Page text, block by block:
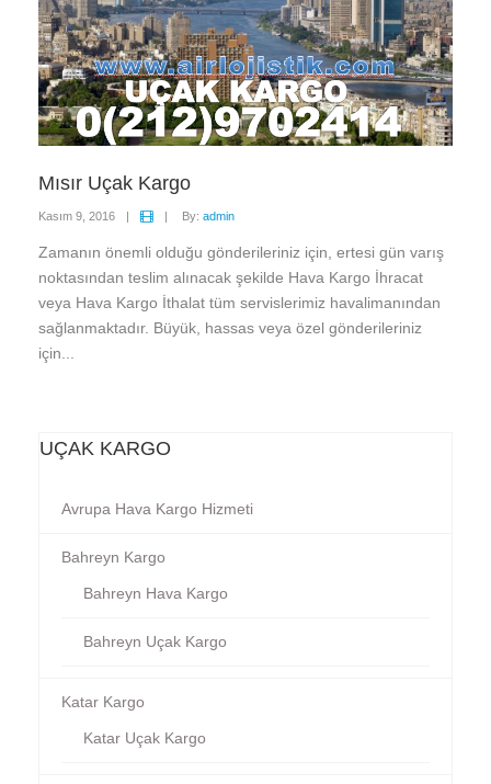
Mısır Uçak Kargo
Kasım 9, 2016 | | By: admin
Zamanın önemli olduğu gönderileriniz için, ertesi gün varış
noktasından teslim alınacak şekilde Hava Kargo İhracat
veya Hava Kargo İthalat tüm servislerimiz havalimanından
sağlanmaktadır. Büyük, hassas veya özel gönderileriniz
için...
UÇAK KARGO
Avrupa Hava Kargo Hizmeti
Bahreyn Kargo
Bahreyn Hava Kargo
Bahreyn Uçak Kargo
Katar Kargo
Katar Uçak Kargo